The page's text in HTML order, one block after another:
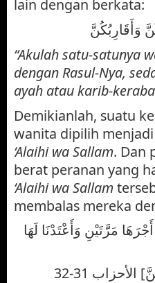
lain dengan berkata:
وَأَقَارِبُكُنَّ
“Akulah satu-satunya
dengan Rasul-Nya,
ayah atau karib-
Demikianlah, suatu
wanita dipilih
‘Alaihi wa Sallam. Dan
berat peranan yang
‘Alaihi wa Sallam
membalas mereka
مَرَّتَيْنِ وَأَعْتَدْنَا لَهَا
31-32